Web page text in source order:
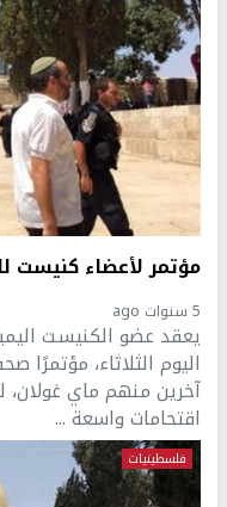
مؤتمر لأعضاء كنيست
5 سنوات ago
يعقد عضو الكنيست
اليوم الثلاثاء،
آخرين منهم ماي
اقتحامات واسعة ...
فلسطينيات